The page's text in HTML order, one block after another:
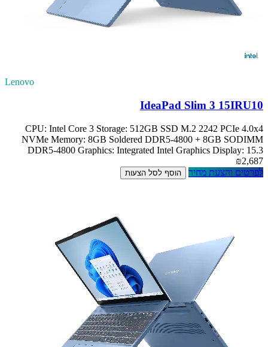
Lenovo
IdeaPad Slim 3 15IRU10
CPU: Intel Core 3 Storage: 512GB SSD M.2 2242 PCIe 4.0x4
NVMe Memory: 8GB Soldered DDR5-4800 + 8GB SODIMM
DDR5-4800 Graphics: Integrated Intel Graphics Display: 15.3
₪2,687
לפרטים והצעת מחיר
הוסף לסל הצעות